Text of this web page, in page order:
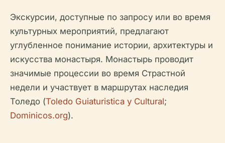
Экскурсии, доступные по запросу или во время
культурных мероприятий, предлагают
углубленное понимание истории, архитектуры и
искусства монастыря. Монастырь проводит
значимые процессии во время Страстной
недели и участвует в маршрутах наследия
Толедо (Toledo Guiaturistica y Cultural;
Dominicos.org).